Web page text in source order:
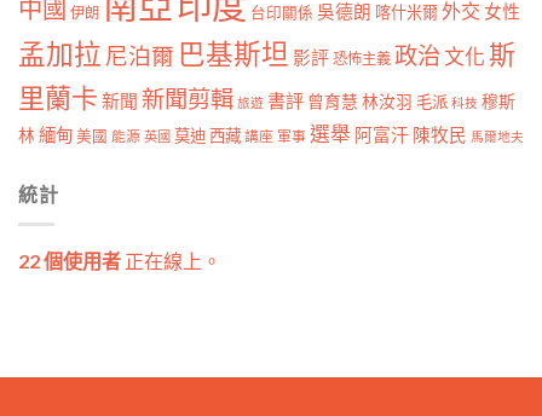
中國 伊朗 台印關係 吳德朗 喀什米爾外交 女性
孟加拉 尼泊爾 巴基斯坦 影評 恐怖主義 政治文化斯
里蘭卡 新聞 新聞剪輯 旅遊 書評 曾育慧 林汝羽 毛派 科技 穆斯
林 緬甸 美國 能源 英國 莫迪 西藏 講座 軍事 選舉 阿富汗 陳牧民 馬爾地夫
統計
22 個使用者 正在線上。